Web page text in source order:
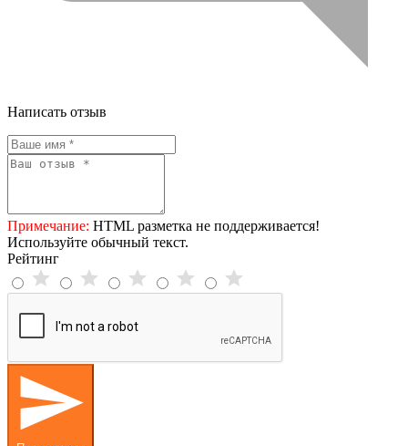
Написать отзыв
Примечание: HTML разметка не поддерживается!
Используйте обычный текст.
Рейтинг